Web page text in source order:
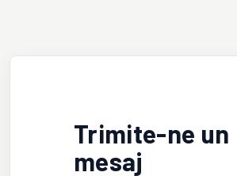
Trimite-ne un
mesaj